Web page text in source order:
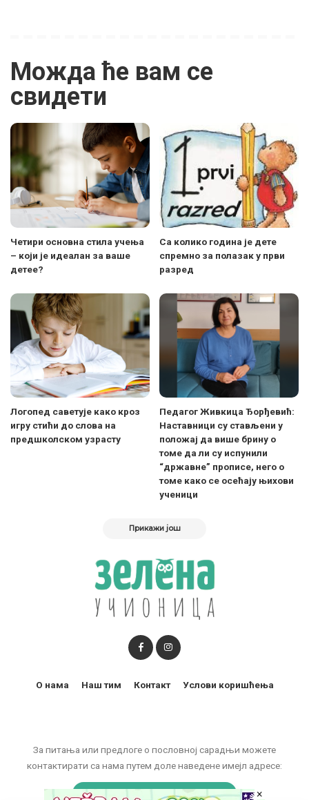
Можда ће вам се
свидети
Четири основна стила учења
– који је идеалан за ваше
детее?
Са колико година је дете
спремно за полазак у први
разред
Логопед саветује како кроз
игру стићи до слова на
предшколском узрасту
Педагог Живкица Ђорђевић:
Наставници су стављени у
положај да више брину о
томе да ли су испунили
“државне” прописе, него о
томе како се осећају њихови
ученици
Прикажи још
За питања или предлоге о пословној сарадњи можете
контактирати са нама путем доле наведене имејл адресе:
marketing@zelenaucionica.com
О нама Наш тим Контакт Услови коришћења
×